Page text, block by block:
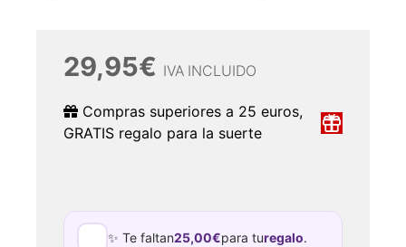
29,95€ IVA INCLUIDO
Compras superiores a 25 euros,
GRATIS regalo para la suerte
✨ Te faltan25,00€para turegalo.